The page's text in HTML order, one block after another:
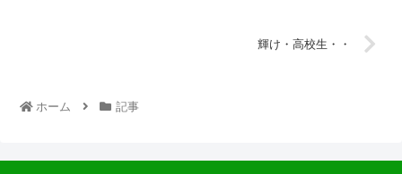
輝け・高校生・・
ホーム 記事